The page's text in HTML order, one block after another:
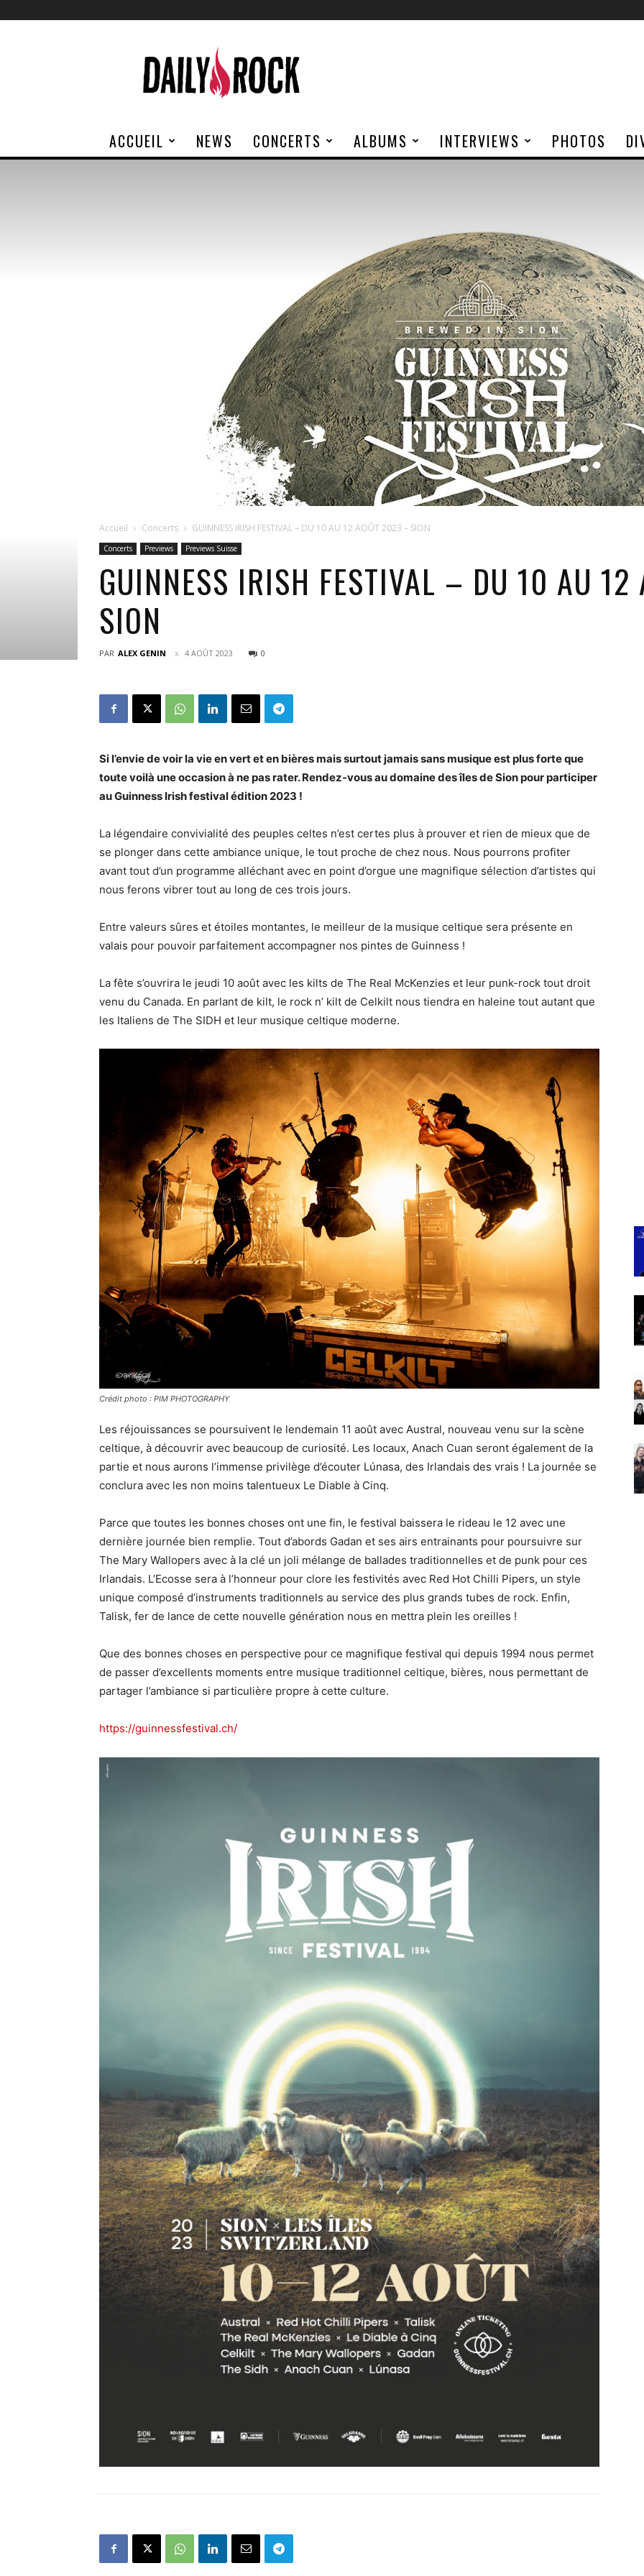
Rock
ACCUEIL NEWS CONCERTS ALBUMS INTERVIEWS PHOTOS
Accueil Concerts GUINNESS IRISH FESTIVAL – DU 10 AU 12 AOÛT 2023 – SION
Concerts Previews Previews Suisse
GUINNESS IRISH FESTIVAL – DU 10 AU
SION
PAR ALEX GENIN 4 AOÛT 2023 0
Si l’envie de voir la vie en vert et en bières mais surtout jamais sans musique est plus forte que
toute voilà une occasion à ne pas rater. Rendez-vous au domaine des îles de Sion pour participer
au Guinness Irish festival édition 2023 !
La légendaire convivialité des peuples celtes n’est certes plus à prouver et rien de mieux que de
se plonger dans cette ambiance unique, le tout proche de chez nous. Nous pourrons profiter
avant tout d’un programme alléchant avec en point d’orgue une magnifique sélection d’artistes qui
nous ferons vibrer tout au long de ces trois jours.
Entre valeurs sûres et étoiles montantes, le meilleur de la musique celtique sera présente en
valais pour pouvoir parfaitement accompagner nos pintes de Guinness !
La fête s’ouvrira le jeudi 10 août avec les kilts de The Real McKenzies et leur punk-rock tout droit
venu du Canada. En parlant de kilt, le rock n’ kilt de Celkilt nous tiendra en haleine tout autant que
les Italiens de The SIDH et leur musique celtique moderne.
Crédit photo : PIM PHOTOGRAPHY
Les réjouissances se poursuivent le lendemain 11 août avec Austral, nouveau venu sur la scène
celtique, à découvrir avec beaucoup de curiosité. Les locaux, Anach Cuan seront également de la
partie et nous aurons l’immense privilège d’écouter Lúnasa, des Irlandais des vrais ! La journée se
conclura avec les non moins talentueux Le Diable à Cinq.
Parce que toutes les bonnes choses ont une fin, le festival baissera le rideau le 12 avec une
dernière journée bien remplie. Tout d’abords Gadan et ses airs entrainants pour poursuivre sur
The Mary Wallopers avec à la clé un joli mélange de ballades traditionnelles et de punk pour ces
Irlandais. L’Ecosse sera à l’honneur pour clore les festivités avec Red Hot Chilli Pipers, un style
unique composé d’instruments traditionnels au service des plus grands tubes de rock. Enfin,
Talisk, fer de lance de cette nouvelle génération nous en mettra plein les oreilles !
Que des bonnes choses en perspective pour ce magnifique festival qui depuis 1994 nous permet
de passer d’excellents moments entre musique traditionnel celtique, bières, nous permettant de
partager l’ambiance si particulière propre à cette culture.
https://guinnessfestival.ch/